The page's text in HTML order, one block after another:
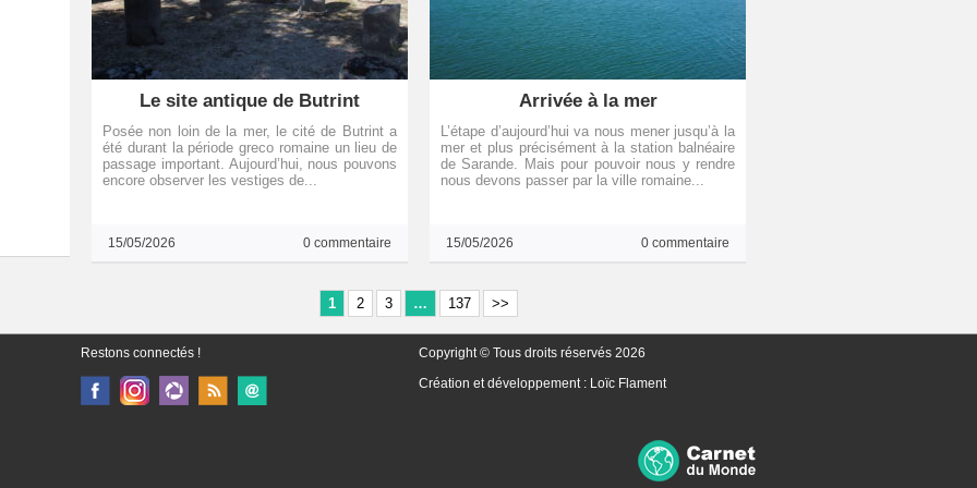
Le site antique de Butrint
Posée non loin de la mer, le cité de Butrint a
été durant la période greco romaine un lieu de
passage important. Aujourd’hui, nous pouvons
encore observer les vestiges de...
15/05/2026 0 commentaire
Arrivée à la mer
L’étape d’aujourd’hui va nous mener jusqu’à la
mer et plus précisément à la station balnéaire
de Sarande. Mais pour pouvoir nous y rendre
nous devons passer par la ville romaine...
15/05/2026 0 commentaire
1 2 3 … 137 >>
Restons connectés !
Copyright © Tous droits réservés 2026
Création et développement : Loïc Flament